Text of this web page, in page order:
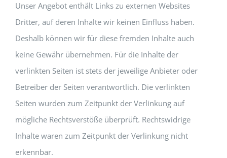
Unser Angebot enthält Links zu externen Websites
Dritter, auf deren Inhalte wir keinen Einfluss haben.
Deshalb können wir für diese fremden Inhalte auch
keine Gewähr übernehmen. Für die Inhalte der
verlinkten Seiten ist stets der jeweilige Anbieter oder
Betreiber der Seiten verantwortlich. Die verlinkten
Seiten wurden zum Zeitpunkt der Verlinkung auf
mögliche Rechtsverstöße überprüft. Rechtswidrige
Inhalte waren zum Zeitpunkt der Verlinkung nicht
erkennbar.